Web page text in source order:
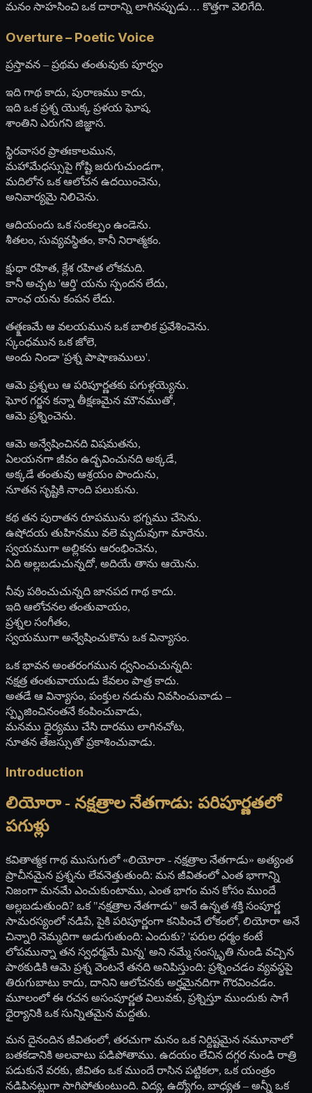
మనం సాహసించి ఒక దారాన్ని లాగినప్పుడు… కొత్తగా వెలిగేది.
Overture – Poetic Voice
ప్రస్తావన – ప్రథమ తంతువుకు పూర్వం
ఇది గాథ కాదు, పురాణము కాదు,
ఇది ఒక ప్రశ్న యొక్క ప్రళయ ఘోష,
శాంతిని ఎరుగని జిజ్ఞాస.
స్థిరవాసర ప్రాతఃకాలమున,
మహామేధస్సుపై గోష్టి జరుగుచుండగా,
మదిలోన ఒక ఆలోచన ఉదయించెను,
అనివార్యమై నిలిచెను.
ఆదియందు ఒక సంకల్పం ఉండెను.
శీతలం, సువ్యవస్థితం, కానీ నిరాత్మకం.
క్షుధా రహిత, క్లేశ రహిత లోకమది.
కానీ అచ్చట 'ఆర్తి' యను స్పందన లేదు,
వాంఛ యను కంపన లేదు.
తత్క్షణమే ఆ వలయమున ఒక బాలిక ప్రవేశించెను.
స్కంధమున ఒక జోలె,
అందు నిండా 'ప్రశ్న పాషాణములు'.
ఆమె ప్రశ్నలు ఆ పరిపూర్ణతకు పగుళ్లయ్యెను.
ఘోర గర్జన కన్నా తీక్షణమైన మౌనముతో,
ఆమె ప్రశ్నించెను.
ఆమె అన్వేషించినది విషమతను,
ఏలయనగా జీవం ఉద్భవించునది అక్కడే,
అక్కడే తంతువు ఆశ్రయం పొందును,
నూతన సృష్టికి నాంది పలుకును.
కథ తన పురాతన రూపమును భగ్నము చేసెను.
ఉషోదయ తుహినము వలె మృదువుగా మారెను.
స్వయముగా అల్లికను ఆరంభించెను,
ఏది అల్లబడుచున్నదో, అదియే తాను ఆయెను.
నీవు పఠించుచున్నది జానపద గాథ కాదు.
ఇది ఆలోచనల తంతువాయం,
ప్రశ్నల సంగీతం,
స్వయముగా అన్వేషించుకొను ఒక విన్యాసం.
ఒక భావన అంతరంగమున ధ్వనించుచున్నది:
నక్షత్ర తంతువాయుడు కేవలం పాత్ర కాదు.
అతడే ఆ విన్యాసం, పంక్తుల నడుమ నివసించువాడు –
స్పృజించినంతనే కంపించువాడు,
మనము ధైర్యము చేసి దారము లాగినచోట,
నూతన తేజస్సుతో ప్రకాశించువాడు.
Introduction
లియోరా - నక్షత్రాల నేతగాడు: పరిపూర్ణతలో
పగుళ్లు
కవితాత్మక గాథ ముసుగులో «లియోరా - నక్షత్రాల నేతగాడు» అత్యంత
ప్రాచీనమైన ప్రశ్నను లేవనెత్తుతుంది: మన జీవితంలో ఎంత భాగాన్ని
నిజంగా మనమే ఎంచుకుంటాము, ఎంత భాగం మన కోసం ముందే
అల్లబడుతుంది? ఒక "నక్షత్రాల నేతగాడు" అనే ఉన్నత శక్తి సంపూర్ణ
సామరస్యంలో నడిపే, పైకి పరిపూర్ణంగా కనిపించే లోకంలో, లియోరా అనే
చిన్నారి నెమ్మదిగా అడుగుతుంది: ఎందుకు? 'పరుల ధర్మం కంటే
లోపమున్నా తన స్వధర్మమే మిన్న' అని నమ్మే సంస్కృతి నుండి వచ్చిన
పాఠకుడికి ఆమె ప్రశ్న వెంటనే తనది అనిపిస్తుంది: ప్రశ్నించడం వ్యవస్థపై
తిరుగుబాటు కాదు, దానిని ఆలోచనకు అర్హమైనదిగా గౌరవించడం.
మూలంలో ఈ రచన అసంపూర్ణత విలువకు, ప్రశ్నిస్తూ ముందుకు సాగే
ధైర్యానికి ఒక సున్నితమైన మద్దతు.
మన దైనందిన జీవితంలో, తరచుగా మనం ఒక నిర్దిష్టమైన నమూనాలో
బతకడానికి అలవాటు పడిపోతాము. ఉదయం లేచిన దగ్గర నుండి రాత్రి
పడుకునే వరకు, జీవితం ఒక ముందే రాసిన పట్టికలా, ఒక యంత్రం
నడిపినట్లుగా సాగిపోతుంటుంది. విద్య, ఉద్యోగం, బాధ్యత – అన్నీ ఒక